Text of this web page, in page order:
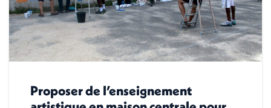
Proposer de l’enseignement